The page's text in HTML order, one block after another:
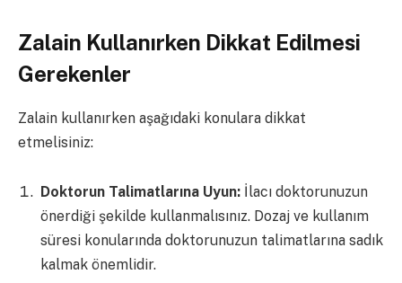
Zalain Kullanırken Dikkat Edilmesi
Gerekenler
Zalain kullanırken aşağıdaki konulara dikkat
etmelisiniz:
Doktorun Talimatlarına Uyun: İlacı doktorunuzun
önerdiği şekilde kullanmalısınız. Dozaj ve kullanım
süresi konularında doktorunuzun talimatlarına sadık
kalmak önemlidir.